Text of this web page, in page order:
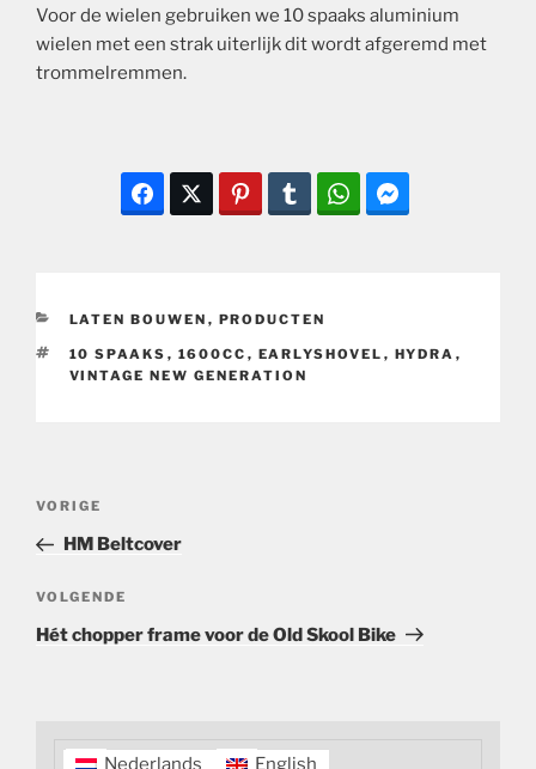
Voor de wielen gebruiken we 10 spaaks aluminium
wielen met een strak uiterlijk dit wordt afgeremd met
trommelremmen.
CATEGORIEËN
LATEN BOUWEN , PRODUCTEN
TAGS
10 SPAAKS , 1600CC , EARLYSHOVEL , HYDRA ,
VINTAGE NEW GENERATION
Bericht
Vorig
bericht
VORIGE
HM Beltcover
Volgend
bericht
VOLGENDE
Hét chopper frame voor de Old Skool Bike
Nederlands English